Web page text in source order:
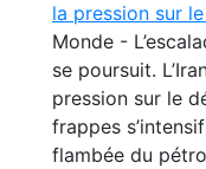
la pression sur
Monde -
se poursuit.
pression sur le
frappes
flambée du